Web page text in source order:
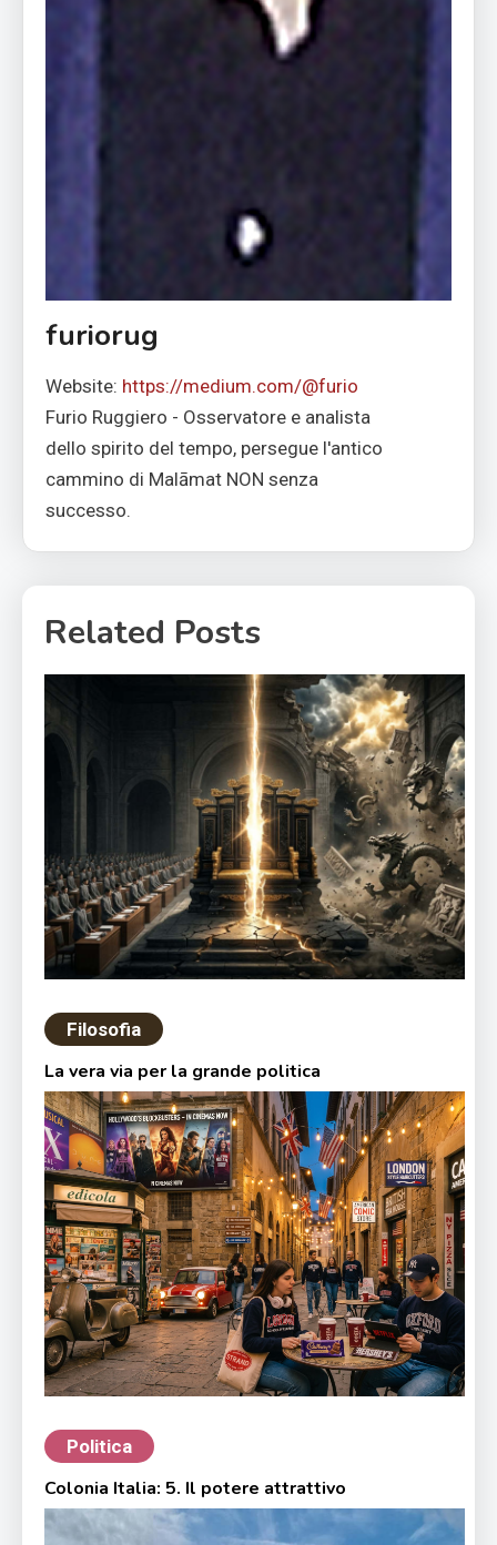
furiorug
Website: https://medium.com/@furio
Furio Ruggiero - Osservatore e analista
dello spirito del tempo, persegue l'antico
cammino di Malāmat NON senza
successo.
Related Posts
Filosofia
La vera via per la grande politica
Politica
Colonia Italia: 5. Il potere attrattivo